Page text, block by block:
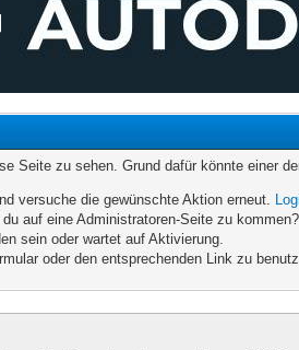
Seite zu sehen. Grund dafür könnte einer
versuche die gewünschte Aktion erneut.
auf eine Administratoren-Seite zu
sein oder wartet auf Aktivierung.
oder den entsprechenden Link zu